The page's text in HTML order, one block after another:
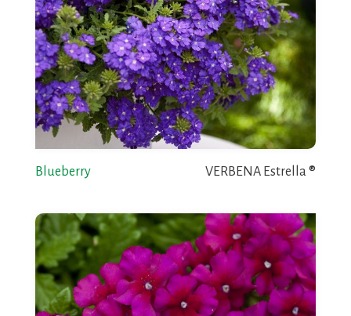
Blueberry VERBENA Estrella ®